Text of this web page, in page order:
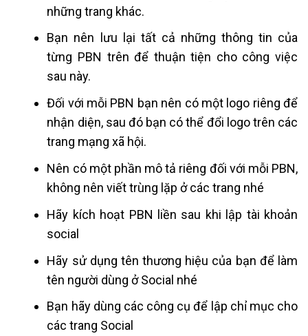
những trang khác.
Bạn nên lưu lại tất cả những thông tin của
từng PBN trên để thuận tiện cho công việc
sau này.
Đối với mỗi PBN bạn nên có một logo riêng để
nhận diện, sau đó bạn có thể đổi logo trên các
trang mạng xã hội.
Nên có một phần mô tả riêng đối với mỗi PBN,
không nên viết trùng lặp ở các trang nhé
Hãy kích hoạt PBN liền sau khi lập tài khoản
social
Hãy sử dụng tên thương hiệu của bạn để làm
tên người dùng ở Social nhé
Bạn hãy dùng các công cụ để lập chỉ mục cho
các trang Social